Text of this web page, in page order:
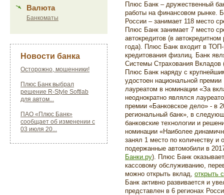
Валюта
Банкоматы
Новости банка
Осторожно, мошенники!
Плюс Банк выбрал
решение R-Style Softlab
для автом...
ПАО «Плюс Банк»
сообщает об изменении с
03 июля 20...
Плюс Банк – дружественный
работы на финансовом рынке.
России – занимает 118 место
Плюс Банк занимает 7 место
автокредитов (в
года). Плюс Банк входит в ТОП-
кредитования физлиц. Банк
Системы Страхования Вкладов
Плюс Банк наряду с
удостоен национальной
лауреатом в номинации «За
неоднократно являлся
премии «Банковское дело» - в
региональный банк», в
банковские технологии и
номинации «Наиболее
занял 1 место по количеству и
подержанные автомобили в
Банки.ру). Плюс Банк
кассовому обслуживанию,
можно открыть вклад, открыть
Банк активно развивается и
представлен в 6 регионах